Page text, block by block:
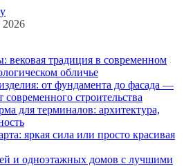
2026
вековая традиция в современном
обличье
от фундамента до фасада —
строительства
для терминалов: архитектура,
яркая сила или просто красивая
и одноэтажных домов с лучшими